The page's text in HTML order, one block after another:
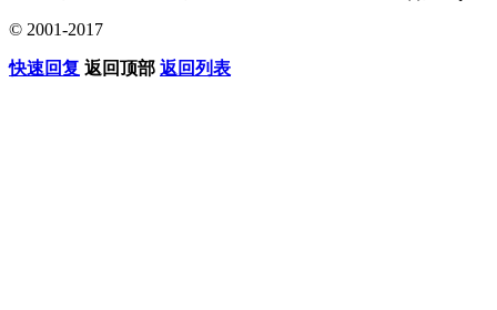
© 2001-2017
快速回复 返回顶部 返回列表